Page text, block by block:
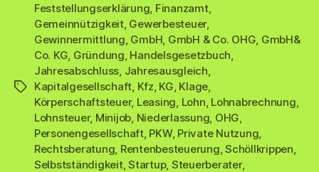
Schlagwörter
Feststellungserklärung Finanzamt,
Gemeinnützigkeit, Gewerbesteuer,
Gewinnermittlung GmbH GmbH & Co. OHG GmbH&
Co. KG Gründung Handelsgesetzbuch
Jahresabschluss Jahresausgleich
Kapitalgesellschaft Kfz KG Klage
Körperschaftsteuer, Leasing Lohn Lohnabrechnung
Lohnsteuer, Minijob Niederlassung OHG
Personengesellschaft, PKW, Private Nutzung
Rechtsberatung Rentenbesteuerung ,Schöllkrippen
Selbstständigkeit,Startup, Steuerberater,